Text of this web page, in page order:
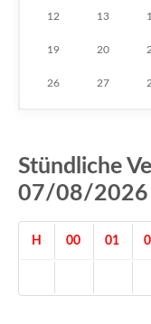
12 13
19 20
26 27
Stündliche
07/08/2026
H 00 01